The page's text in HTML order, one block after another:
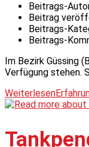
Beitrags-
Beitrag
Beitrags-
Beitrags-
Im Bezirk Güssing
Verfügung stehen.
Weiterlesen